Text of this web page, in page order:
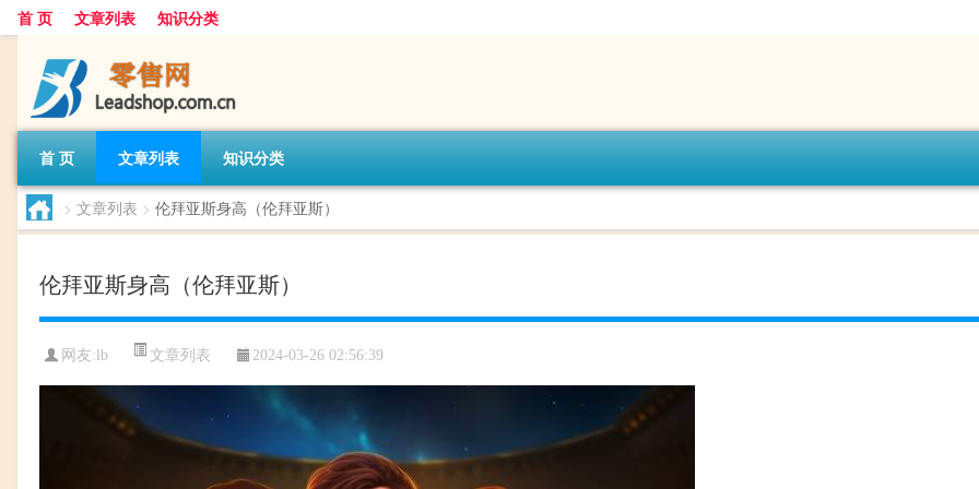
首 页 文章列表 知识分类
首 页 文章列表 知识分类
> 文章列表 > 伦拜亚斯身高（伦拜亚斯）
伦拜亚斯身高（伦拜亚斯）
网友: lb 文章列表 2024-03-26 02:56:39